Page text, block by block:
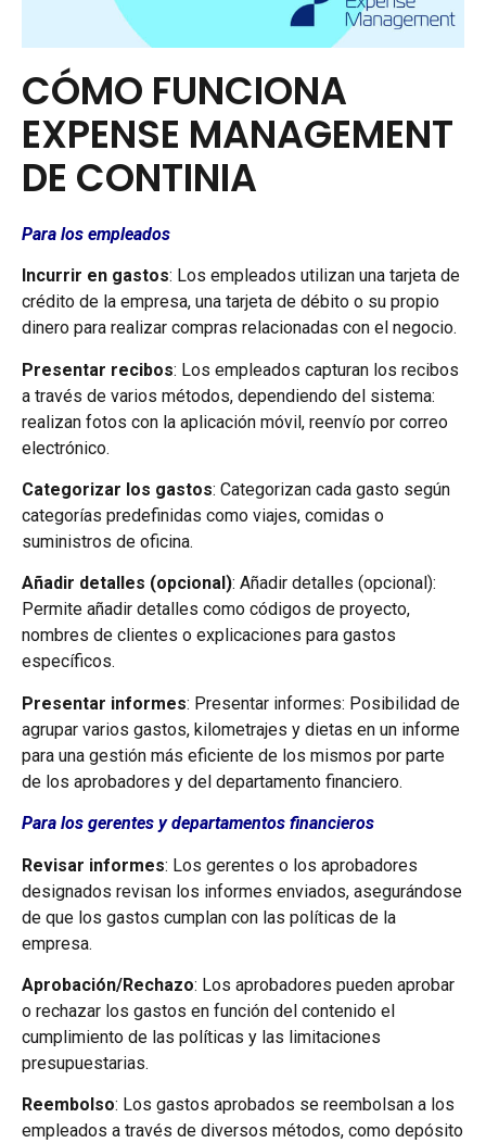
CÓMO FUNCIONA
EXPENSE MANAGEMENT
DE CONTINIA
Para los empleados
Incurrir en gastos: Los empleados utilizan una tarjeta de
crédito de la empresa, una tarjeta de débito o su propio
dinero para realizar compras relacionadas con el negocio.
Presentar recibos: Los empleados capturan los recibos
a través de varios métodos, dependiendo del sistema:
realizan fotos con la aplicación móvil, reenvío por correo
electrónico.
Categorizar los gastos: Categorizan cada gasto según
categorías predefinidas como viajes, comidas o
suministros de oficina.
Añadir detalles (opcional): Añadir detalles (opcional):
Permite añadir detalles como códigos de proyecto,
nombres de clientes o explicaciones para gastos
específicos.
Presentar informes: Presentar informes: Posibilidad de
agrupar varios gastos, kilometrajes y dietas en un informe
para una gestión más eficiente de los mismos por parte
de los aprobadores y del departamento financiero.
Para los gerentes y departamentos financieros
Revisar informes: Los gerentes o los aprobadores
designados revisan los informes enviados, asegurándose
de que los gastos cumplan con las políticas de la
empresa.
Aprobación/Rechazo: Los aprobadores pueden aprobar
o rechazar los gastos en función del contenido el
cumplimiento de las políticas y las limitaciones
presupuestarias.
Reembolso: Los gastos aprobados se reembolsan a los
empleados a través de diversos métodos, como depósito